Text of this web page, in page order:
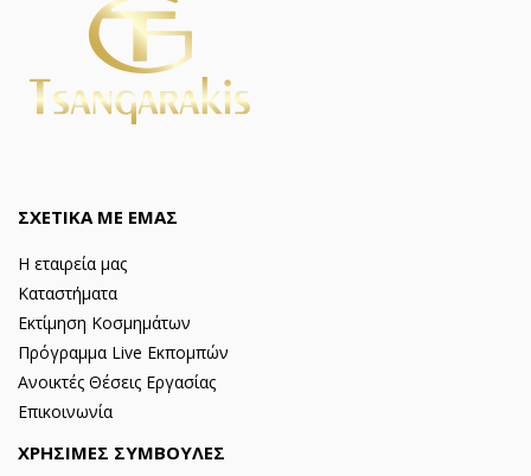
ΣΧΕΤΙΚΑ ΜΕ ΕΜΑΣ
Η εταιρεία μας
Καταστήματα
Εκτίμηση Κοσμημάτων
Πρόγραμμα Live Εκπομπών
Ανοικτές Θέσεις Εργασίας
Επικοινωνία
ΧΡΗΣΙΜΕΣ ΣΥΜΒΟΥΛΕΣ